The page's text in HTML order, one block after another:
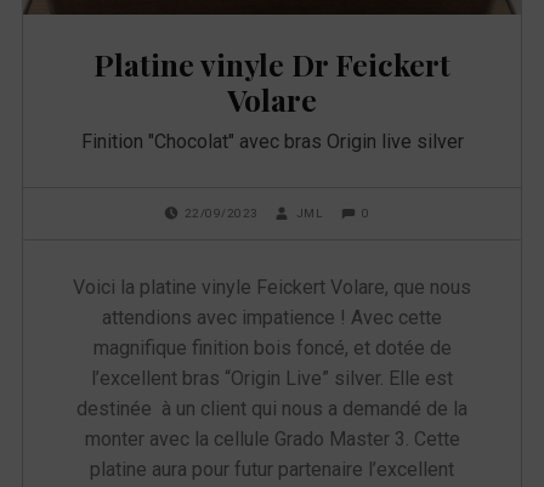
e
Platine vinyle Dr Feickert
Volare
Finition "Chocolat" avec bras Origin live silver
22/09/2023
JML
COMMENTS:0
Voici la platine vinyle Feickert Volare, que nous
attendions avec impatience ! Avec cette
magnifique finition bois foncé, et dotée de
l’excellent bras “Origin Live” silver. Elle est
destinée à un client qui nous a demandé de la
monter avec la cellule Grado Master 3. Cette
platine aura pour futur partenaire l’excellent